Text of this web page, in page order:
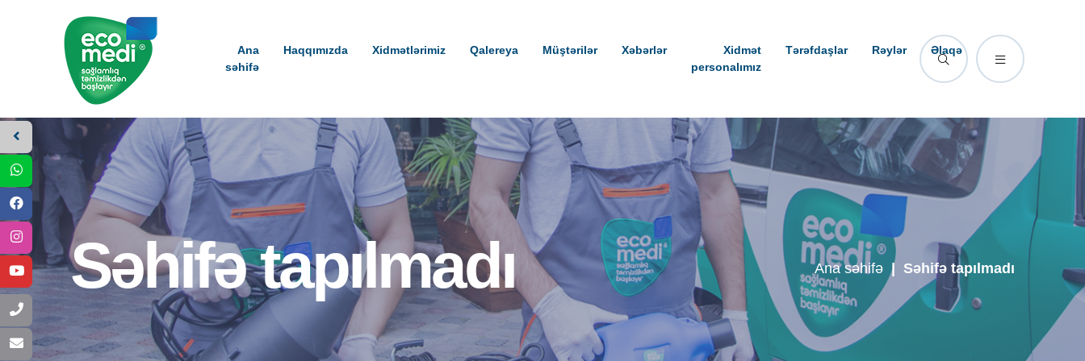
Ana
səhifə
Haqqımızda Xidmətlərimiz Qalereya Müştərilər Xəbərlər
Xidmət
personalımız
Tərəfdaşlar Rəylər Əlaqə
Səhifə tapılmadı Ana səhifə | Səhifə tapılmadı